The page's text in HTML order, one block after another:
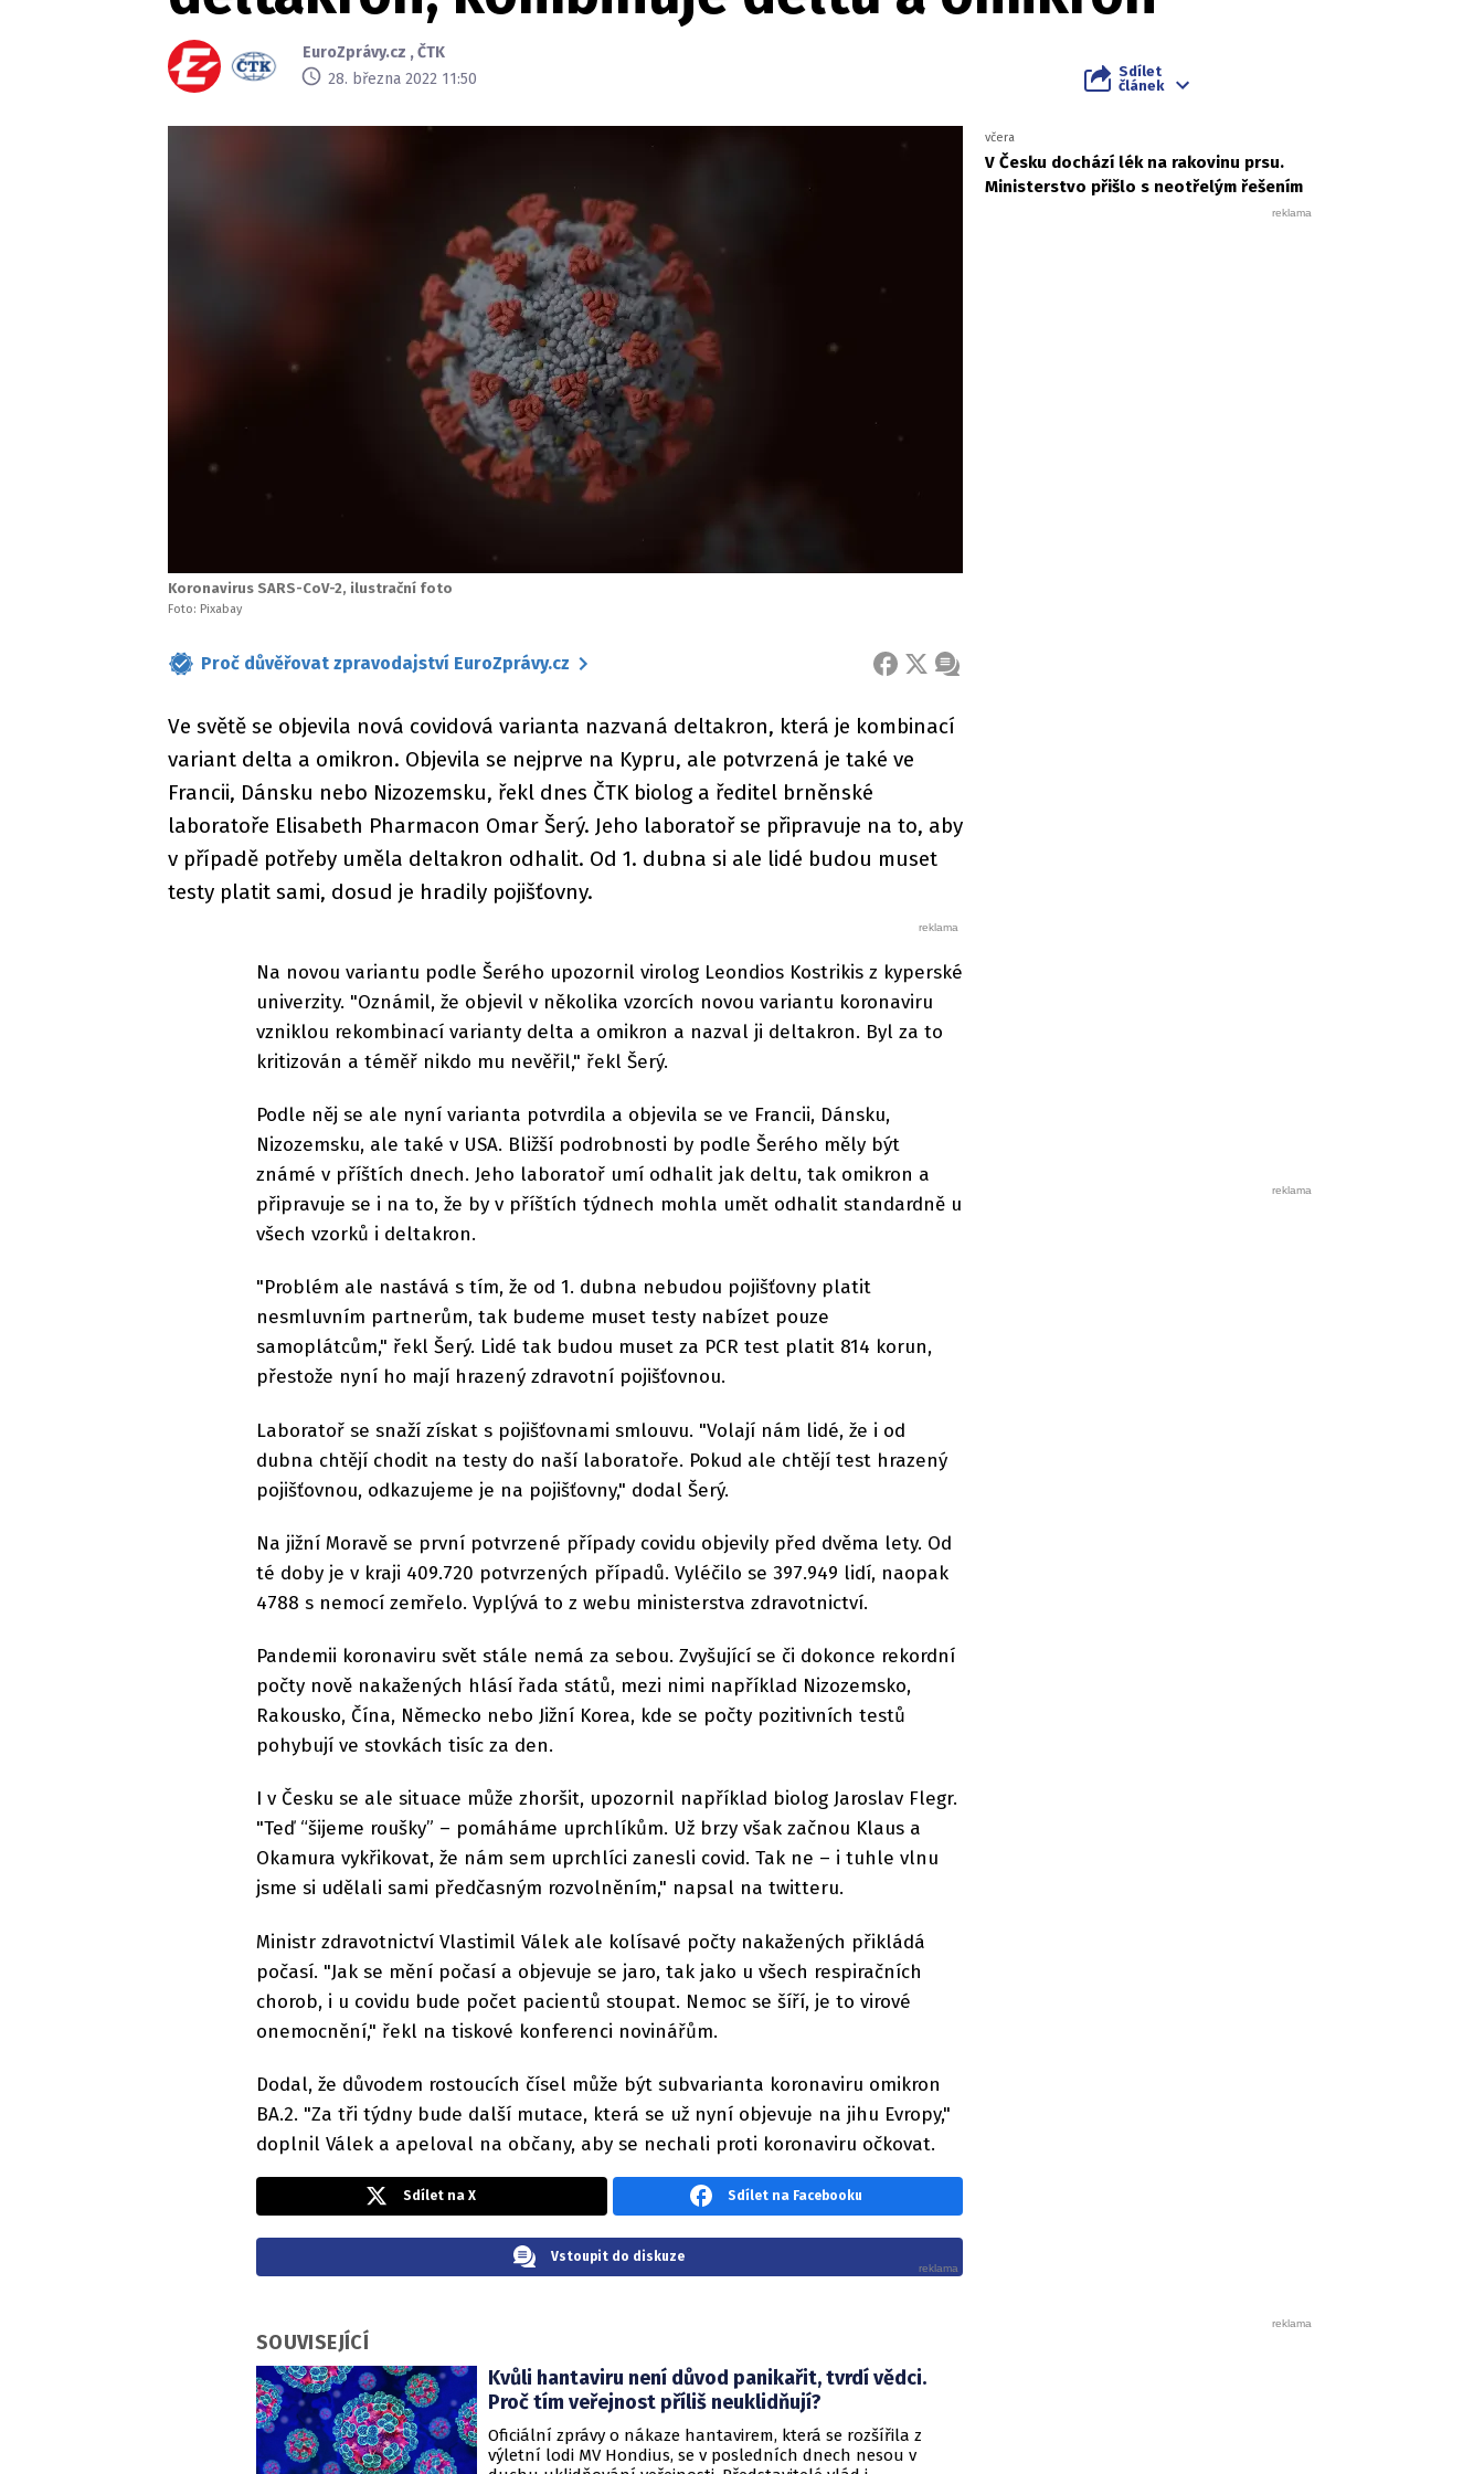
EuroZprávy.cz ,ČTK
28. března 2022 11:50
Sdílet
článek
Koronavirus SARS-CoV-2, ilustrační foto
Foto: Pixabay
Proč důvěřovat zpravodajství EuroZprávy.cz FACEBOOK
X ZPRÁVA
Ve světě se objevila nová covidová varianta nazvaná deltakron, která je kombinací
variant delta a omikron. Objevila se nejprve na Kypru, ale potvrzená je také ve
Francii, Dánsku nebo Nizozemsku, řekl dnes ČTK biolog a ředitel brněnské
laboratoře Elisabeth Pharmacon Omar Šerý. Jeho laboratoř se připravuje na to, aby
v případě potřeby uměla deltakron odhalit. Od 1. dubna si ale lidé budou muset
testy platit sami, dosud je hradily pojišťovny.
Na novou variantu podle Šerého upozornil virolog Leondios Kostrikis z kyperské
univerzity. "Oznámil, že objevil v několika vzorcích novou variantu koronaviru
vzniklou rekombinací varianty delta a omikron a nazval ji deltakron. Byl za to
kritizován a téměř nikdo mu nevěřil," řekl Šerý.
Podle něj se ale nyní varianta potvrdila a objevila se ve Francii, Dánsku,
Nizozemsku, ale také v USA. Bližší podrobnosti by podle Šerého měly být
známé v příštích dnech. Jeho laboratoř umí odhalit jak deltu, tak omikron a
připravuje se i na to, že by v příštích týdnech mohla umět odhalit standardně u
všech vzorků i deltakron.
"Problém ale nastává s tím, že od 1. dubna nebudou pojišťovny platit
nesmluvním partnerům, tak budeme muset testy nabízet pouze
samoplátcům," řekl Šerý. Lidé tak budou muset za PCR test platit 814 korun,
přestože nyní ho mají hrazený zdravotní pojišťovnou.
Laboratoř se snaží získat s pojišťovnami smlouvu. "Volají nám lidé, že i od
dubna chtějí chodit na testy do naší laboratoře. Pokud ale chtějí test hrazený
pojišťovnou, odkazujeme je na pojišťovny," dodal Šerý.
Na jižní Moravě se první potvrzené případy covidu objevily před dvěma lety. Od
té doby je v kraji 409.720 potvrzených případů. Vyléčilo se 397.949 lidí, naopak
4788 s nemocí zemřelo. Vyplývá to z webu ministerstva zdravotnictví.
Pandemii koronaviru svět stále nemá za sebou. Zvyšující se či dokonce rekordní
počty nově nakažených hlásí řada států, mezi nimi například Nizozemsko,
Rakousko, Čína, Německo nebo Jižní Korea, kde se počty pozitivních testů
pohybují ve stovkách tisíc za den.
I v Česku se ale situace může zhoršit, upozornil například biolog Jaroslav Flegr.
"Teď “šijeme roušky” – pomáháme uprchlíkům. Už brzy však začnou Klaus a
Okamura vykřikovat, že nám sem uprchlíci zanesli covid. Tak ne – i tuhle vlnu
jsme si udělali sami předčasným rozvolněním," napsal na twitteru.
Ministr zdravotnictví Vlastimil Válek ale kolísavé počty nakažených přikládá
počasí. "Jak se mění počasí a objevuje se jaro, tak jako u všech respiračních
chorob, i u covidu bude počet pacientů stoupat. Nemoc se šíří, je to virové
onemocnění," řekl na tiskové konferenci novinářům.
Dodal, že důvodem rostoucích čísel může být subvarianta koronaviru omikron
BA.2. "Za tři týdny bude další mutace, která se už nyní objevuje na jihu Evropy,"
doplnil Válek a apeloval na občany, aby se nechali proti koronaviru očkovat.
včera
V Česku dochází lék na rakovinu prsu.
Ministerstvo přišlo s neotřelým řešením
Sdílet na X Sdílet na Facebooku
Vstoupit do diskuze
SOUVISEJÍCÍ
Kvůli hantaviru není důvod panikařit, tvrdí vědci.
Proč tím veřejnost příliš neuklidňují?
Oficiální zprávy o nákaze hantavirem, která se rozšířila z
výletní lodi MV Hondius, se v posledních dnech nesou v